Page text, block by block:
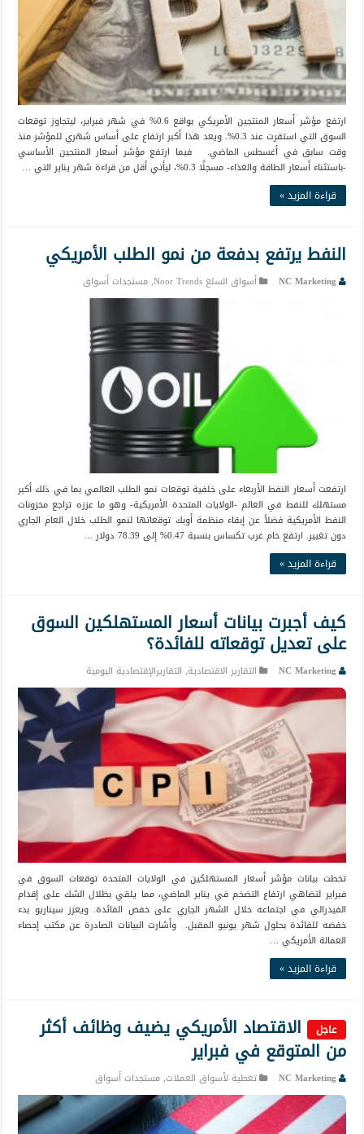
ارتفع مؤشر أسعار المنتجين الأمريكي بواقع 0.6% في شهر فبراير، ليتجاوز توقعات
السوق التي استقرت عند 0.3%. ويعد هذا أكبر ارتفاع على أساس شهري للمؤشر منذ
وقت سابق في أغسطس الماضي. فيما ارتفع مؤشر أسعار المنتجين الأساسي
-باستثناء أسعار الطاقة والغذاء- مسجلًا 0.3%، ليأتي أقل من قراءة شهر يناير التي …
قراءة المزيد »
النفط يرتفع بدفعة من نمو الطلب الأمريكي
NC Marketing أسواق السلع Noor Trends ,مستجدات أسواق
ارتفعت أسعار النفط الأربعاء على خلفية توقعات نمو الطلب العالمي بما في ذلك أكبر
مستهلك للنفط في العالم -الولايات المتحدة الأمريكية- وهو ما عززه تراجع مخزونات
النفط الأمريكية فضلاً عن إبقاء منظمة أوبك توقعاتها لنمو الطلب خلال العام الجاري
دون تغيير. ارتفع خام غرب تكساس بنسبة 0.47% إلى 78.39 دولار …
قراءة المزيد »
كيف أجبرت بيانات أسعار المستهلكين السوق
على تعديل توقعاته للفائدة؟
NC Marketing التقارير الاقتصادية, التقاريرالإقتصادية اليومية
تخطت بيانات مؤشر أسعار المستهلكين في الولايات المتحدة توقعات السوق في
فبراير لتضاهي ارتفاع التضخم في يناير الماضي، مما يلقي بظلال الشك على إقدام
الفيدرالي في اجتماعه خلال الشهر الجاري على خفض الفائدة. ويعزز سيناريو بدء
خفضه للفائدة بحلول شهر يونيو المقبل. وأشارت البيانات الصادرة عن مكتب إحصاء
العمالة الأمريكي …
قراءة المزيد »
عاجل الاقتصاد الأمريكي يضيف وظائف أكثر
من المتوقع في فبراير
NC Marketing تغطية لأسواق العملات,مستجدات أسواق